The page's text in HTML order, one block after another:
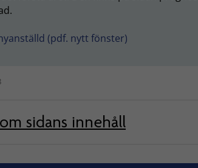
(pdf. nytt fönster)
sidans innehåll